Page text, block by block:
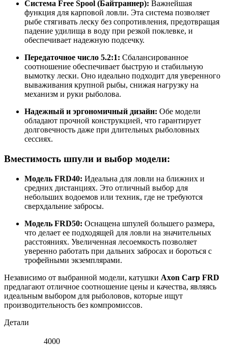
Система Free Spool (Байтраннер): Важнейшая
функция для карповой ловли. Эта система позволяет
рыбе стягивать леску без сопротивления, предотвращая
падение удилища в воду при резкой поклевке, и
обеспечивает надежную подсечку.
Передаточное число 5.2:1: Сбалансированное
соотношение обеспечивает быструю и стабильную
вымотку лески. Оно идеально подходит для уверенного
вываживания крупной рыбы, снижая нагрузку на
механизм и руки рыболова.
Надежный и эргономичный дизайн: Обе модели
обладают прочной конструкцией, что гарантирует
долговечность даже при длительных рыболовных
сессиях.
Вместимость шпули и выбор модели:
Модель FRD40: Идеальна для ловли на ближних и
средних дистанциях. Это отличный выбор для
небольших водоемов или техник, где не требуются
сверхдальние забросы.
Модель FRD50: Оснащена шпулей большего размера,
что делает ее подходящей для ловли на значительных
расстояниях. Увеличенная лесоемкость позволяет
уверенно работать при дальних забросах и бороться с
трофейными экземплярами.
Независимо от выбранной модели, катушки Axon Carp FRD
предлагают отличное соотношение цены и качества, являясь
идеальным выбором для рыболовов, которые ищут
производительность без компромиссов.
Детали
4000